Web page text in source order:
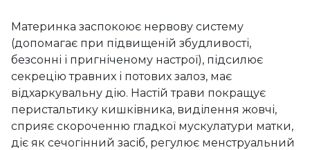
Материнка заспокоює нервову систему
(допомагає при підвищеній збудливості,
безсонні і пригніченому настрої), підсилює
секрецію травних і потових залоз, має
відхаркувальну дію. Настій трави покращує
перистальтику кишківника, виділення жовчі,
сприяє скороченню гладкої мускулатури матки,
діє як сечогінний засіб, регулює менструальний